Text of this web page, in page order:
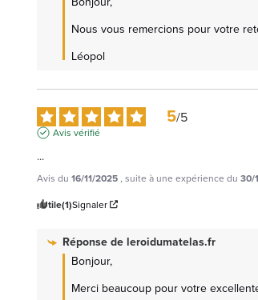
Nous vous remercions pour votre
Léopol
5/5
Avis vérifié
...
Avis du 16/11/2025, suite à une expérience du 30/
Utile(1)Signaler
Réponse deleroidumatelas.fr
Bonjour,
Merci beaucoup pour votre